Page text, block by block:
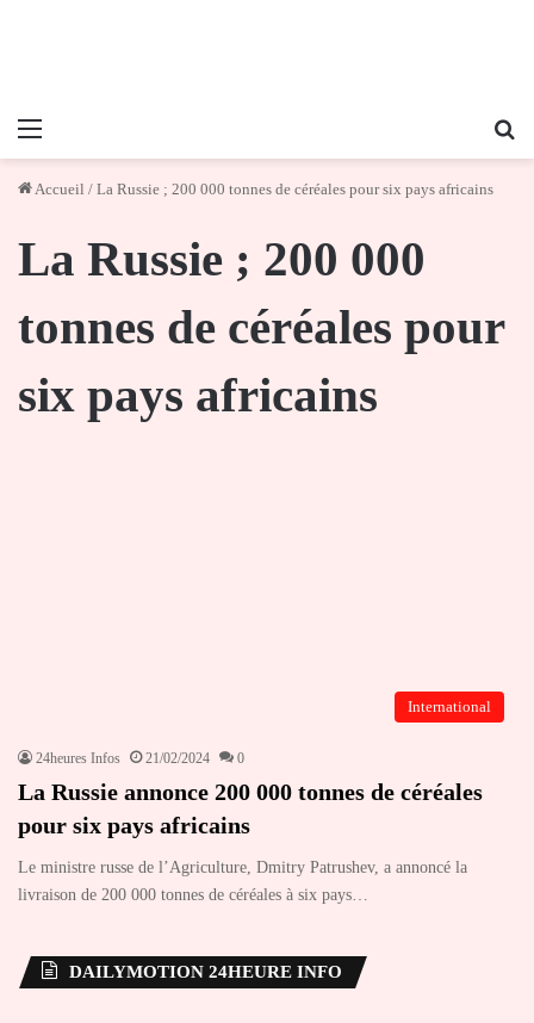
Menu
Accueil / La Russie ; 200 000 tonnes de céréales pour six pays africains
La Russie ; 200 000
tonnes de céréales pour
six pays africains
International
24heures Infos 21/02/2024 0
La Russie annonce 200 000 tonnes de céréales
pour six pays africains
Le ministre russe de l’Agriculture, Dmitry Patrushev, a annoncé la
livraison de 200 000 tonnes de céréales à six pays…
DAILYMOTION 24HEURE INFO